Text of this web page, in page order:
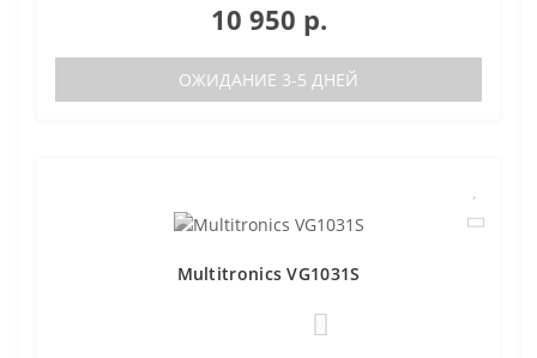
10 950 р.
ОЖИДАНИЕ 3-5 ДНЕЙ
Multitronics VG1031S